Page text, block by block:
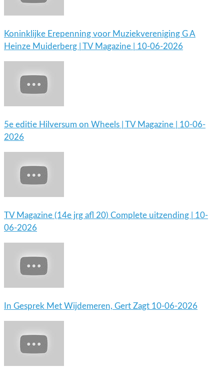
Koninklijke Erepenning voor Muziekvereniging G A
Heinze Muiderberg | TV Magazine | 10-06-2026
5e editie Hilversum on Wheels | TV Magazine | 10-06-
2026
TV Magazine (14e jrg afl 20) Complete uitzending | 10-
06-2026
In Gesprek Met Wijdemeren, Gert Zagt 10-06-2026